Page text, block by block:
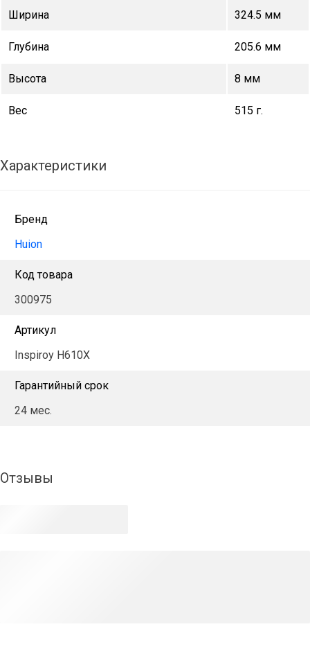
Ширина 324.5 мм
Глубина 205.6 мм
Высота 8 мм
Вес 515 г.
Характеристики
Бренд
Huion
Код товара
300975
Артикул
Inspiroy H610X
Гарантийный срок
24 мес.
Отзывы